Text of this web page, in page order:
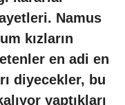
Namus
kızların
en adi en
diyecekler, bu
yaptıkları